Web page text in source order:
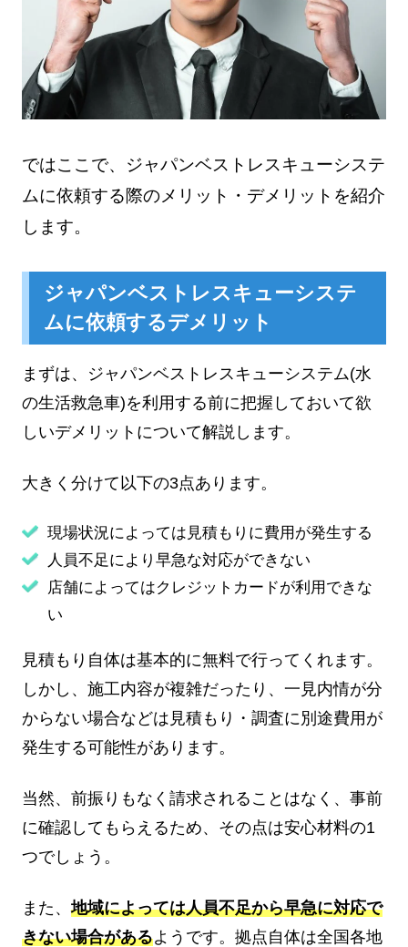
ではここで、ジャパンベストレスキューシステ
ムに依頼する際のメリット・デメリットを紹介
します。
ジャパンベストレスキューシステ
ムに依頼するデメリット
まずは、ジャパンベストレスキューシステム(水
の生活救急車)を利用する前に把握しておいて欲
しいデメリットについて解説します。
大きく分けて以下の3点あります。
現場状況によっては見積もりに費用が発生する
人員不足により早急な対応ができない
店舗によってはクレジットカードが利用できな
い
見積もり自体は基本的に無料で行ってくれます。
しかし、施工内容が複雑だったり、一見内情が分
からない場合などは見積もり・調査に別途費用が
発生する可能性があります。
当然、前振りもなく請求されることはなく、事前
に確認してもらえるため、その点は安心材料の1
つでしょう。
また、地域によっては人員不足から早急に対応で
きない場合があるようです。拠点自体は全国各地